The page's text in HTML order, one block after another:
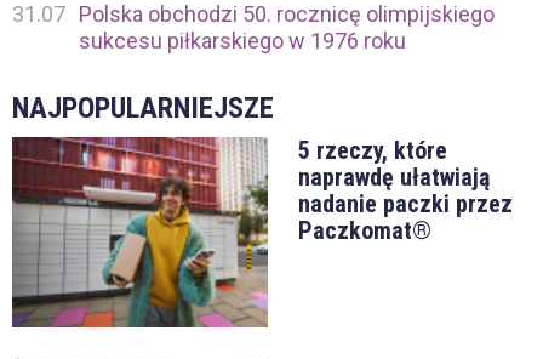
31.07 Polska obchodzi 50. rocznicę olimpijskiego
sukcesu piłkarskiego w 1976 roku
NAJPOPULARNIEJSZE
5 rzeczy, które
naprawdę ułatwiają
nadanie paczki przez
Paczkomat®